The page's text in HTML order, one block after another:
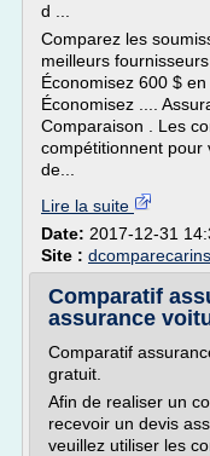
d ...
Comparez les
meilleurs
Économisez 600 $
Économisez ....
Comparaison . Les
compétitionnent pour
de...
Lire la suite
Date: 2017-12-31
Site :
Comparatif
assurance
Comparatif
gratuit.
Afin de realiser un
recevoir un devis
veuillez utiliser les